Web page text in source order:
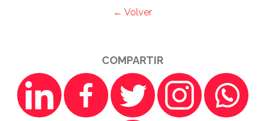
← Volver
COMPARTIR